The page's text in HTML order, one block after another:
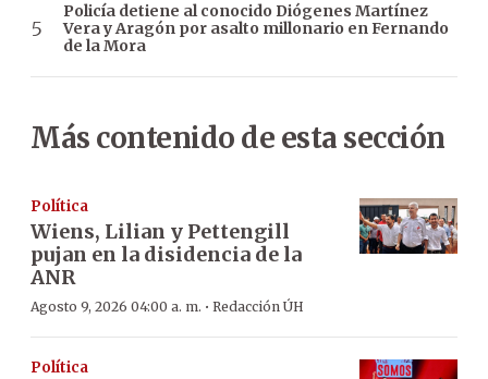
Policía detiene al conocido Diógenes Martínez
Vera y Aragón por asalto millonario en Fernando
de la Mora
Más contenido de esta sección
Política
Wiens, Lilian y Pettengill
pujan en la disidencia de la
ANR
Agosto 9, 2026 04:00 a. m. · Redacción ÚH
Política